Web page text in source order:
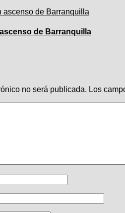
de Barranquilla
no será publicada. Los